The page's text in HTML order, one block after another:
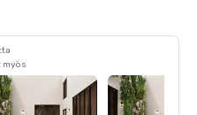
myös